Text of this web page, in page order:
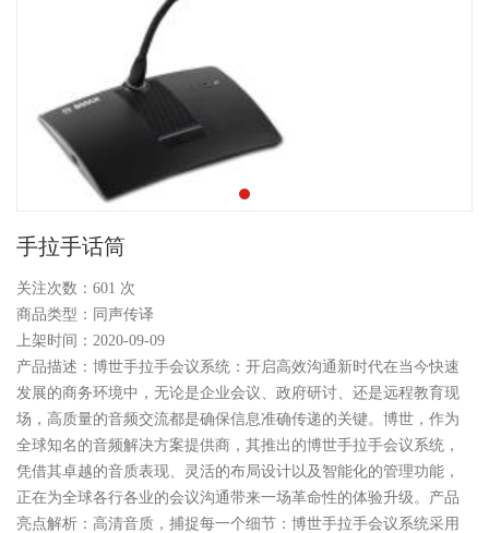
手拉手话筒
关注次数： 601 次
商品类型：同声传译
上架时间：2020-09-09
产品描述：博世手拉手会议系统：开启高效沟通新时代在当今快速
发展的商务环境中，无论是企业会议、政府研讨、还是远程教育现
场，高质量的音频交流都是确保信息准确传递的关键。博世，作为
全球知名的音频解决方案提供商，其推出的博世手拉手会议系统，
凭借其卓越的音质表现、灵活的布局设计以及智能化的管理功能，
正在为全球各行各业的会议沟通带来一场革命性的体验升级。产品
亮点解析：高清音质，捕捉每一个细节：博世手拉手会议系统采用